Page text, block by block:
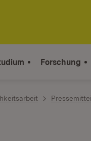
Forschung